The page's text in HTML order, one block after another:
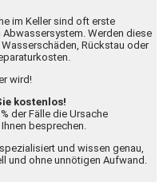
im Keller sind oft erste
Werden diese
Rückstau oder
wird!
kostenlos!
der Fälle die Ursache
besprechen.
und wissen genau,
und ohne unnötigen Aufwand.